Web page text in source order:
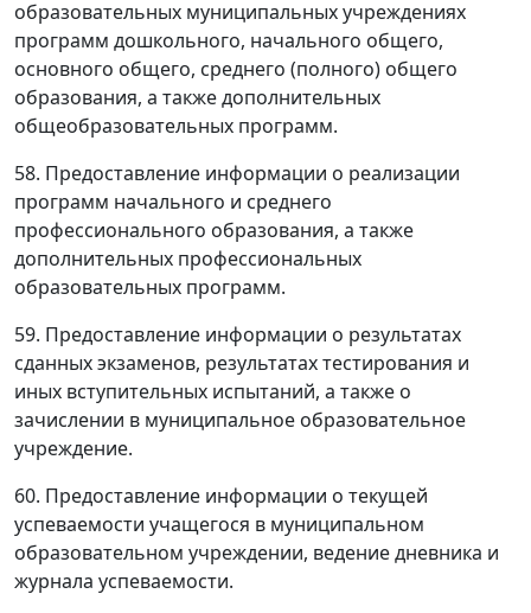
образовательных муниципальных учреждениях
программ дошкольного, начального общего,
основного общего, среднего (полного) общего
образования, а также дополнительных
общеобразовательных программ.
58. Предоставление информации о реализации
программ начального и среднего
профессионального образования, а также
дополнительных профессиональных
образовательных программ.
59. Предоставление информации о результатах
сданных экзаменов, результатах тестирования и
иных вступительных испытаний, а также о
зачислении в муниципальное образовательное
учреждение.
60. Предоставление информации о текущей
успеваемости учащегося в муниципальном
образовательном учреждении, ведение дневника и
журнала успеваемости.